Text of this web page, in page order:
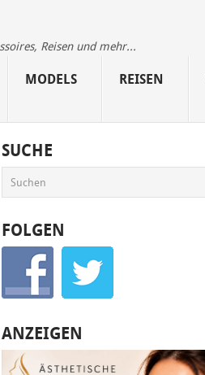
Reisen und mehr...
MODELS REISEN
SUCHE
FOLGEN
ANZEIGEN